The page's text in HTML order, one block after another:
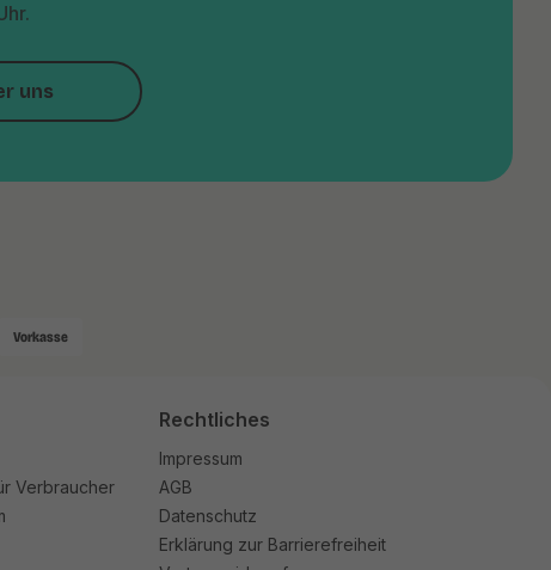
uns
Vorkasse
Verbraucher
Rechtliches
Impressum
AGB
Datenschutz
Erklärung zur Barrierefreiheit